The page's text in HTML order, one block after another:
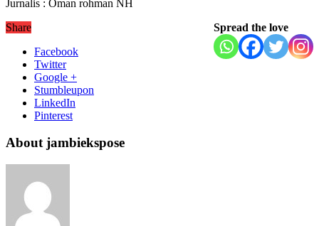
Jurnalis : Oman rohman NH
Spread the love
Share
Facebook
Twitter
Google +
Stumbleupon
LinkedIn
Pinterest
About jambiekspose